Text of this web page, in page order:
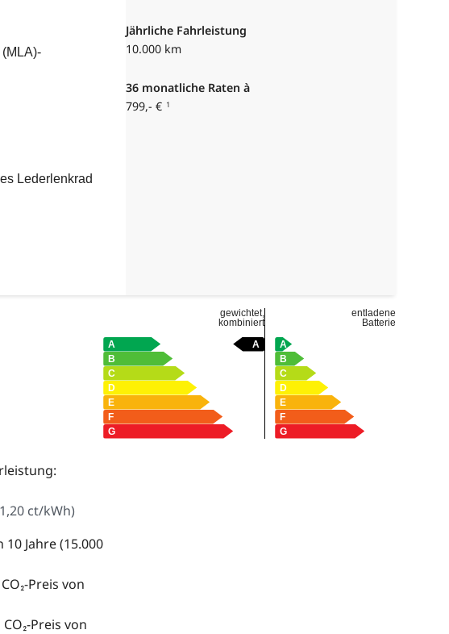
Lederlenkrad
Jährliche Fahrleistung
10.000 km
36 monatliche Raten à
799,- € 1
ct/kWh)
Jahre (15.000
Preis von
Preis von
gewichtet,
kombiniert
entladene
Batterie